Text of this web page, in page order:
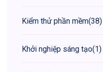
Kiểm thử phần mềm(38)
Khởi nghiệp sáng tạo(1)